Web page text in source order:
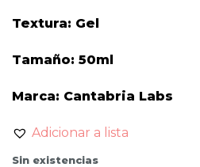
Textura: Gel
Tamaño: 50ml
Marca: Cantabria Labs
Adicionar a lista
Sin existencias